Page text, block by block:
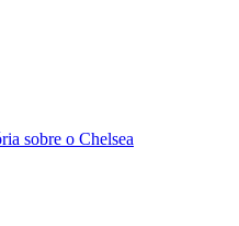
sobre o Chelsea